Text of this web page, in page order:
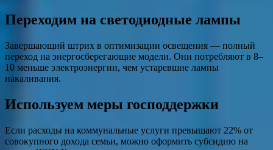
Переходим на светодиодные лампы
Завершающий штрих в оптимизации освещения — полный
переход на энергосберегающие модели. Они потребляют в 8–
10 меньше электроэнергии, чем устаревшие лампы
накаливания.
Используем меры господдержки
Если расходы на коммунальные услуги превышают 22% от
совокупного дохода семьи, можно оформить субсидию на